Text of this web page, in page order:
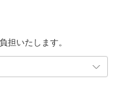
担いたします。